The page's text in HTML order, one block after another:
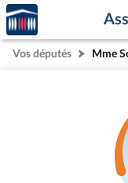
Aller au contenu
Aller en bas de la
Accèder
à la
page
d'accueil
Vos députés